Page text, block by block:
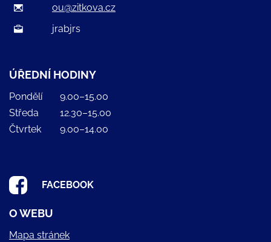
ou@zitkova.cz
jrabjrs
ÚŘEDNÍ HODINY
Pondělí
9.00–15.00
Středa
12.30–15.00
Čtvrtek
9.00–14.00
FACEBOOK
O WEBU
Mapa stránek